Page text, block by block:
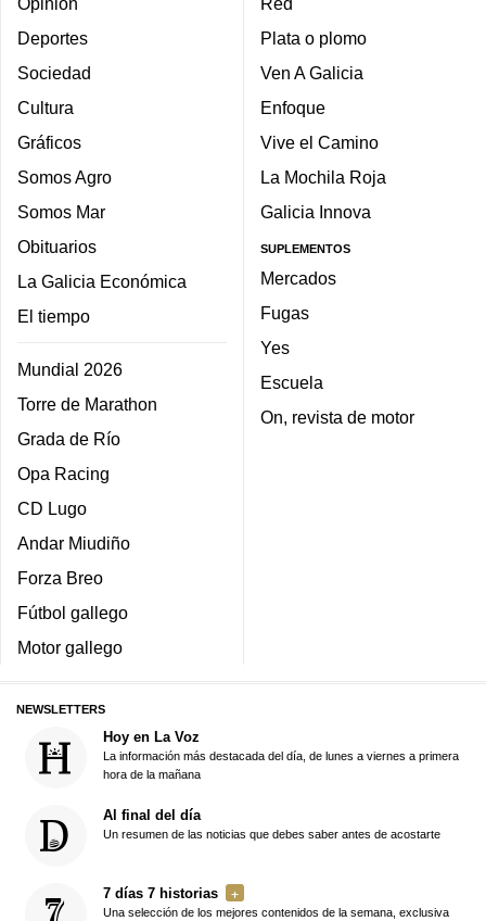
Deportes
Sociedad
Cultura
Gráficos
Somos Agro
Somos Mar
Obituarios
La Galicia Económica
El tiempo
Mundial 2026
Torre de Marathon
Grada de Río
Opa Racing
CD Lugo
Andar Miudiño
Forza Breo
Fútbol gallego
Motor gallego
Plata o plomo
Ven A Galicia
Enfoque
Vive el Camino
La Mochila Roja
Galicia Innova
SUPLEMENTOS
Mercados
Fugas
Yes
Escuela
On, revista de motor
NEWSLETTERS
Hoy en La Voz
La información más destacada del día, de lunes a viernes a primera
hora de la mañana
Al final del día
Un resumen de las noticias que debes saber antes de acostarte
7 días 7 historias
Una selección de los mejores contenidos de la semana, exclusiva